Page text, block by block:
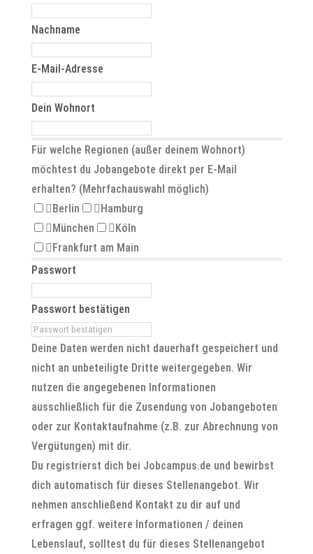
Nachname
E-Mail-Adresse
Dein Wohnort
Für welche Regionen (außer deinem Wohnort)
möchtest du Jobangebote direkt per E-Mail
erhalten? (Mehrfachauswahl möglich)
Berlin
Hamburg
München
Köln
Frankfurt am Main
Passwort
Passwort bestätigen
Deine Daten werden nicht dauerhaft gespeichert und
nicht an unbeteiligte Dritte weitergegeben. Wir
nutzen die angegebenen Informationen
ausschließlich für die Zusendung von Jobangeboten
oder zur Kontaktaufnahme (z.B. zur Abrechnung von
Vergütungen) mit dir.
Du registrierst dich bei Jobcampus.de und bewirbst
dich automatisch für dieses Stellenangebot. Wir
nehmen anschließend Kontakt zu dir auf und
erfragen ggf. weitere Informationen / deinen
Lebenslauf, solltest du für dieses Stellenangebot